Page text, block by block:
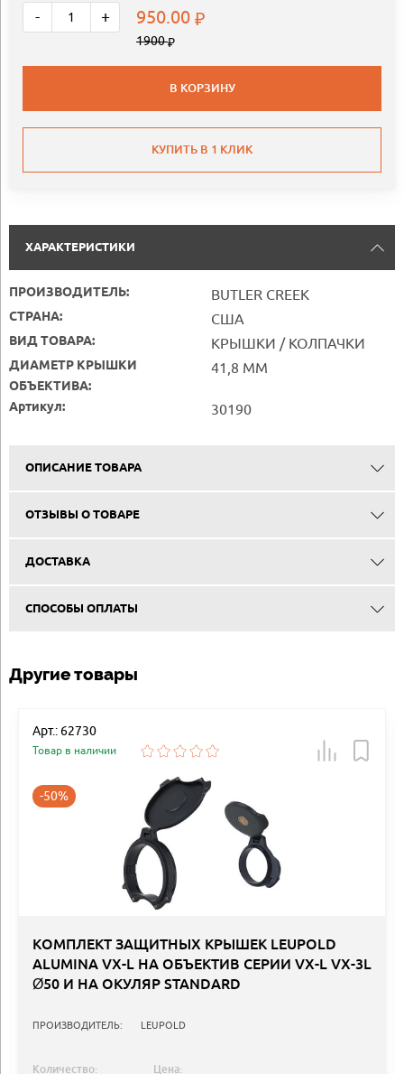
- + 950.00
1900
В КОРЗИНУ
КУПИТЬ В 1 КЛИК
ХАРАКТЕРИСТИКИ
ПРОИЗВОДИТЕЛЬ: BUTLER CREEK
СТРАНА: США
ВИД ТОВАРА: КРЫШКИ / КОЛПАЧКИ
ДИАМЕТР КРЫШКИ
ОБЪЕКТИВА:
41,8 ММ
Артикул: 30190
ОПИСАНИЕ ТОВАРА
ОТЗЫВЫ О ТОВАРЕ
ДОСТАВКА
СПОСОБЫ ОПЛАТЫ
Другие товары
Арт.: 62730
Товар в наличии
-50%
КОМПЛЕКТ ЗАЩИТНЫХ КРЫШЕК LEUPOLD
ALUMINA VX-L НА ОБЪЕКТИВ СЕРИИ VX-L VX-3L
Ø50 И НА ОКУЛЯР STANDARD
ПРОИЗВОДИТЕЛЬ: LEUPOLD
Количество: Цена: